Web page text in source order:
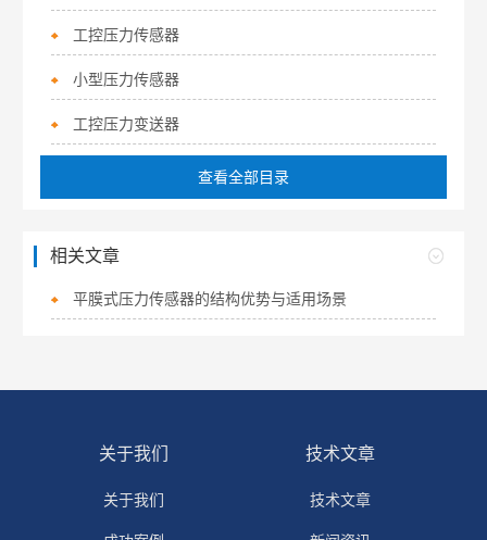
工控压力传感器
小型压力传感器
工控压力变送器
查看全部目录
相关文章
平膜式压力传感器的结构优势与适用场景
关于我们
关于我们
技术文章
技术文章